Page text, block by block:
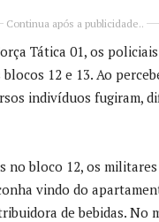
Continua após a publicidade..
Tática 01, os
12 e 13. Ao
indivíduos fugiram,
no bloco 12, os
vindo do
de bebidas. No